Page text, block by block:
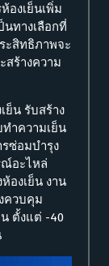
องเย็นเพิ่ม
นทางเลือกที่
ะสิทธิภาพจะ
ร้างความ
ย็น รับสร้าง
ำความเย็น
ซ่อมบำรุง
ณ์อะไหล่
องเย็น งาน
ควบคุม
ตั้งแต่ -40